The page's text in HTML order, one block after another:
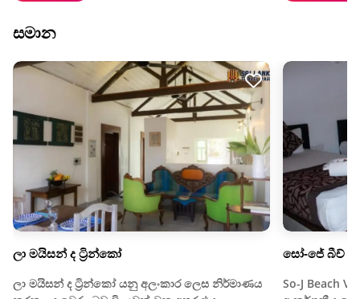
සමාන
ලා මයිසන් ද ට්‍රින්කෝ
ලා මයිසන් ද ට්‍රින්කෝ යනු අලංකාර ලෙස නිර්මාණය
සෝ-ජේ බීච්
So-J Beach